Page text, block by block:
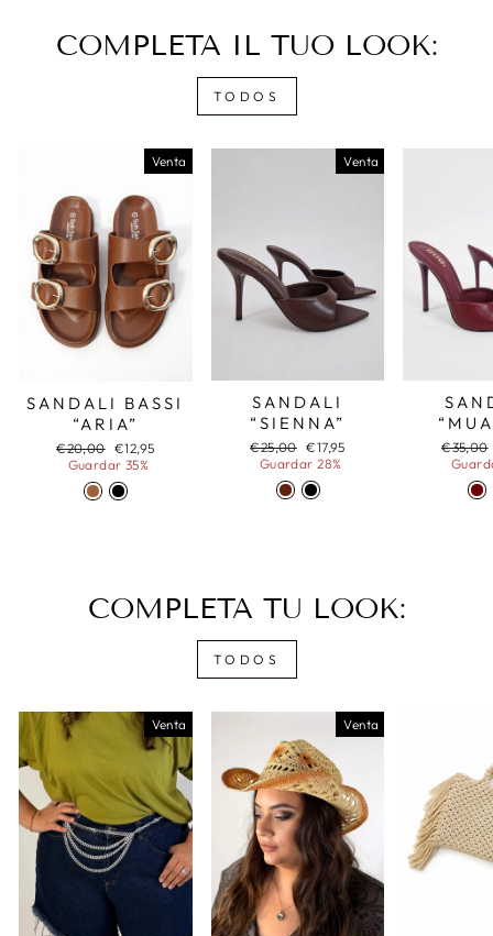
COMPLETA IL TUO LOOK:
TODOS
Venta
SANDALI BASSI
“ARIA”
Precio
habitual
€20,00 Precio
de
oferta
€12,95
Guardar 35%
Venta
SANDALI
“SIENNA”
Precio
habitual
€25,00 Precio
de
oferta
€17,95
Guardar 28%
Precio
habitual
€35,00
COMPLETA TU LOOK:
TODOS
Venta Venta